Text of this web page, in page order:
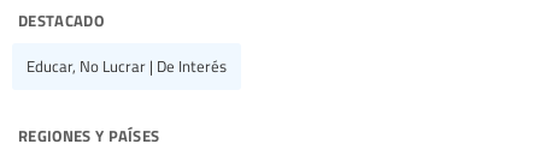
destacado
Educar, No Lucrar | De Interés
regiones y países